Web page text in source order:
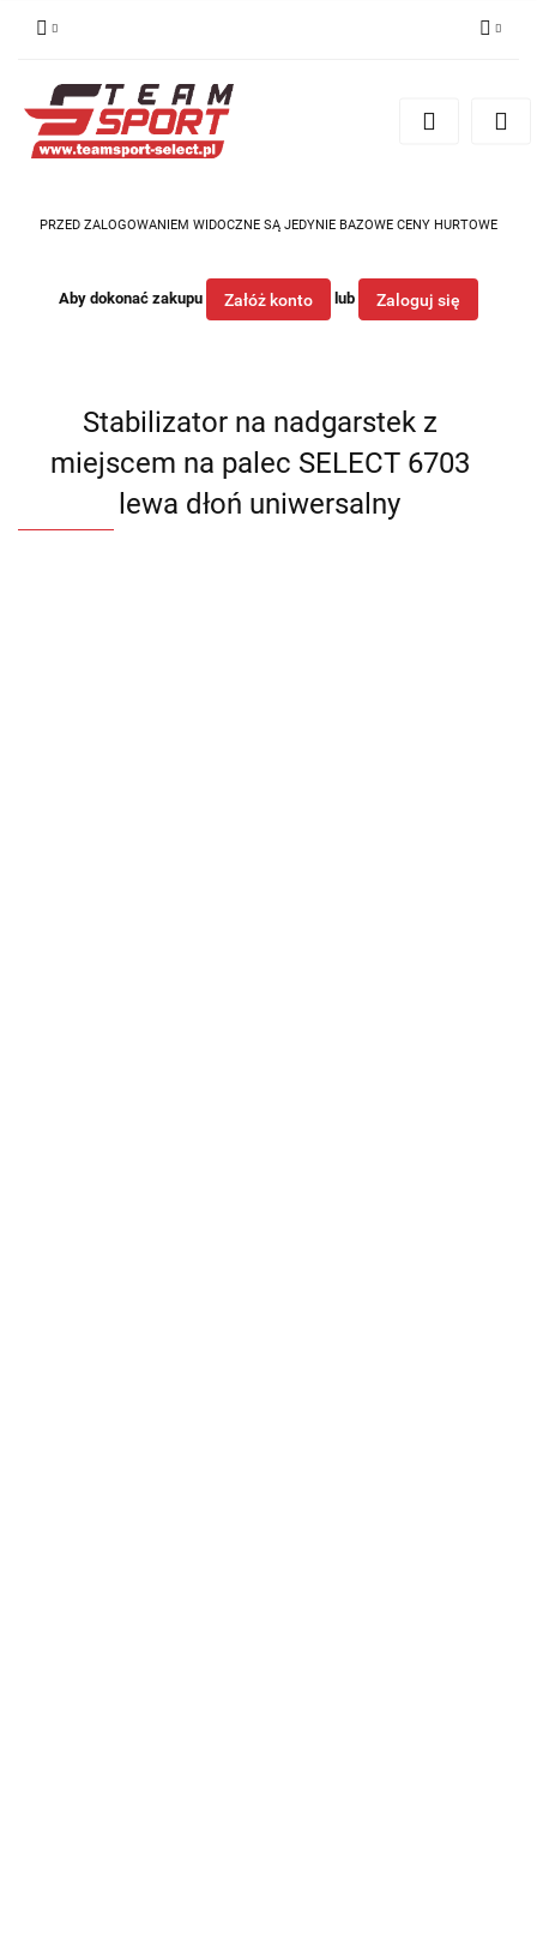
Zarejestruj się
PRZED ZALOGOWANIEM WIDOCZNE SĄ JEDYNIE BAZOWE CENY HURTOWE
Aby dokonać zakupu Załóż konto lub Zaloguj się
Stabilizator na nadgarstek z
miejscem na palec SELECT 6703
lewa dłoń uniwersalny